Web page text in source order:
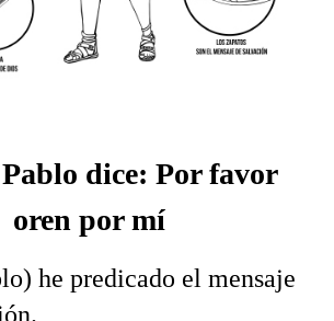
dice: Por favor
oren por mí
he predicado el mensaje